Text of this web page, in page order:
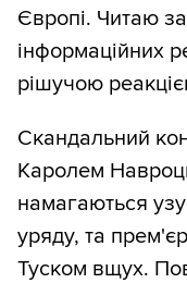
Європі. Читаю
інформаційних
рішучою
Скандальний
Каролем
намагаються
уряду, та
Туском вщух.